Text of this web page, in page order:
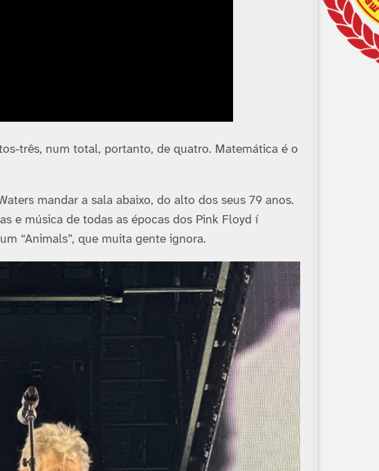
três, num total, portanto, de quatro. Matemática é o
mandar a sala abaixo, do alto dos seus 79 anos.
e música de todas as épocas dos Pink Floyd í
“Animals”, que muita gente ignora.